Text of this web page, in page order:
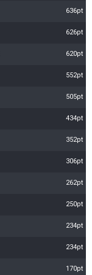
636pt
626pt
620pt
552pt
505pt
434pt
352pt
306pt
262pt
250pt
234pt
234pt
170pt